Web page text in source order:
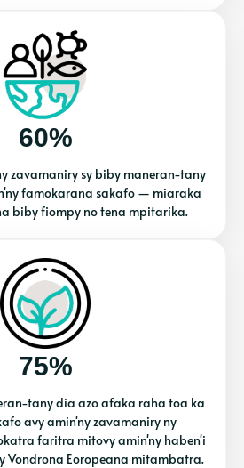
60%
zavamaniry sy biby maneran-tany
famokarana sakafo — miaraka
biby fiompy no tena mpitarika.
75%
tany dia azo afaka raha toa ka
avy amin'ny zavamaniry ny
faritra mitovy amin'ny haben'i
Vondrona Eoropeana mitambatra.